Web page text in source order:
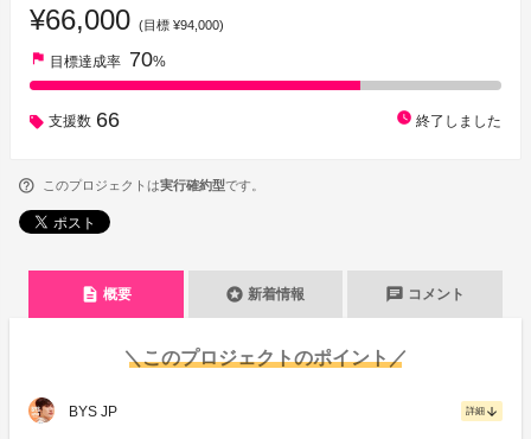
¥66,000 (目標 ¥94,000)
flag 目標達成率 70%
支援数 66 watch_later 終了しました
このプロジェクトは実行確約型です。
description 概要 stars 新着情報 chat コメント
＼このプロジェクトのポイント／
BYS JP 詳細 arrow_downward